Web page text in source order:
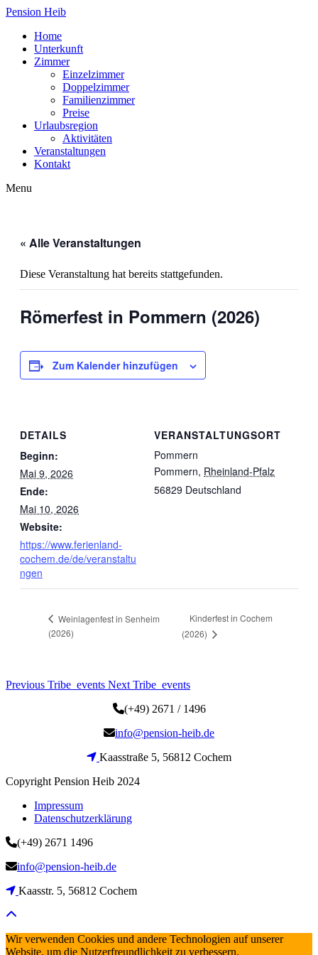
Pension Heib
Home
Unterkunft
Zimmer
Einzelzimmer
Doppelzimmer
Familienzimmer
Preise
Urlaubsregion
Aktivitäten
Veranstaltungen
Kontakt
Menu
« Alle Veranstaltungen
Diese Veranstaltung hat bereits stattgefunden.
Römerfest in Pommern (2026)
Zum Kalender hinzufügen
DETAILS
Beginn:
Mai 9, 2026
Ende:
Mai 10, 2026
Website:
https://www.ferienland-
cochem.de/de/veranstaltu
ngen
VERANSTALTUNGSORT
Pommern
Pommern, Rheinland-Pfalz
56829 Deutschland
Weinlagenfest in Senheim
(2026)
Kinderfest in Cochem
(2026)
Previous Tribe_events Next Tribe_events
(+49) 2671 / 1496
info@pension-heib.de
Kaasstraße 5, 56812 Cochem
Copyright Pension Heib 2024
Impressum
Datenschutzerklärung
(+49) 2671 1496
info@pension-heib.de
Kaasstr. 5, 56812 Cochem
Wir verwenden Cookies und andere Technologien auf unserer
Website, um die Nutzerfreundlichkeit zu verbessern.